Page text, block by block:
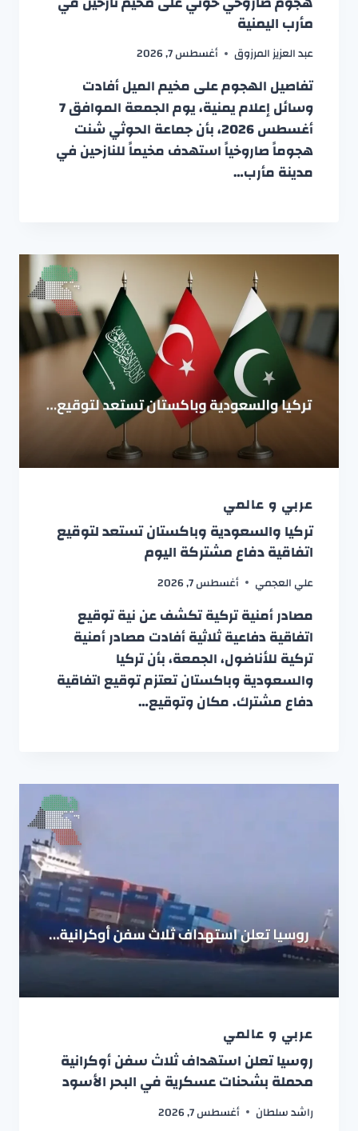
مأرب اليمنية
عبد العزيز المرزوق أغسطس 7, 2026
تفاصيل الهجوم على مخيم الميل أفادت
وسائل إعلام يمنية، يوم الجمعة الموافق 7
أغسطس 2026، بأن جماعة الحوثي شنت
هجوماً صاروخياً استهدف مخيماً للنازحين في
مدينة مأرب…
عربي و عالمي
تركيا والسعودية وباكستان تستعد لتوقيع
اتفاقية دفاع مشتركة اليوم
علي العجمي أغسطس 7, 2026
مصادر أمنية تركية تكشف عن نية توقيع
اتفاقية دفاعية ثلاثية أفادت مصادر أمنية
تركية للأناضول، الجمعة، بأن تركيا
والسعودية وباكستان تعتزم توقيع اتفاقية
دفاع مشترك. مكان وتوقيع…
عربي و عالمي
روسيا تعلن استهداف ثلاث سفن أوكرانية
محملة بشحنات عسكرية في البحر الأسود
راشد سلطان أغسطس 7, 2026